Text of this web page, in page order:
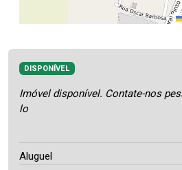
DISPONÍVEL
Imóvel disponível. Contate-nos
lo
Aluguel